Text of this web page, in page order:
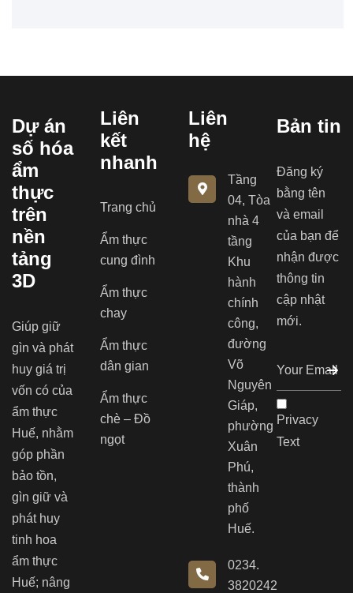
Dự án
số hóa
ẩm
thực
trên
nền
tảng
3D
Giúp giữ
gìn và phát
huy giá trị
vốn có của
ẩm thực
Huế, nhằm
góp phần
bảo tồn,
gìn giữ và
phát huy
tinh hoa
ẩm thực
Huế; nâng
Liên
kết
nhanh
Trang chủ
Ẩm thực
cung đình
Ẩm thực
chay
Ẩm thực
dân gian
Ẩm thực
chè – Đồ
ngọt
Liên
hệ
Tầng
04, Tòa
nhà 4
tầng
Khu
hành
chính
công,
đường
Võ
Nguyên
Giáp,
phường
Xuân
Phú,
thành
phố
Huế.
0234.
3820242
Bản tin
Đăng ký
bằng tên
và email
của bạn để
nhận được
thông tin
cập nhật
mới.
Privacy
Text